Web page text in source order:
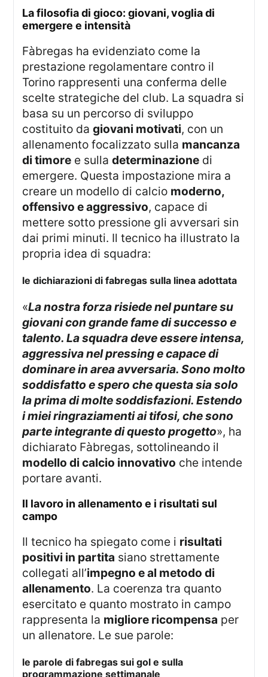
la filosofia di gioco: giovani, voglia di
emergere e intensità
Fàbregas ha evidenziato come la
prestazione regolamentare contro il
Torino rappresenti una conferma delle
scelte strategiche del club. La squadra si
basa su un percorso di sviluppo
costituito dagiovani motivati, con un
allenamento focalizzato sulla mancanza
di timore e sulladeterminazione di
emergere. Questa impostazione mira a
creare un modello di calcio moderno,
offensivo e aggressivo, capace di
mettere sotto pressione gli avversari sin
dai primi minuti. Il tecnico ha illustrato la
propria idea di squadra:
le dichiarazioni di fabregas sulla linea adottata
«La nostra forza risiede nel puntare su
giovani con grande fame di successo e
talento. La squadra deve essereintensa,
aggressiva nel pressing e capace di
dominare in area avversaria. Sono molto
soddisfatto e spero che questa sia solo
la prima di molte soddisfazioni. Estendo
i miei ringraziamenti ai tifosi, che sono
parte integrante di questo progetto», ha
dichiarato Fàbregas, sottolineando il
modello di calcio innovativo che intende
portare avanti.
il lavoro in allenamento e i risultati sul
campo
Il tecnico ha spiegato come i risultati
positivi in partita siano strettamente
collegati all’impegno e al metodo di
allenamento. La coerenza tra quanto
esercitato e quanto mostrato in campo
rappresenta la migliore ricompensa per
un allenatore. Le sue parole:
le parole di fabregas sui gol e sulla
programmazione settimanale